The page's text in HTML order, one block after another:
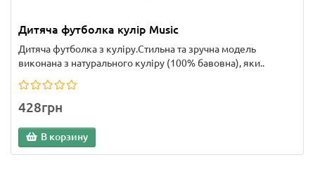
Дитяча футболка кулір Music
Дитяча футболка з куліру.Стильна та зручна модель
виконана з натурального куліру (100% бавовна), яки..
428грн
В корзину